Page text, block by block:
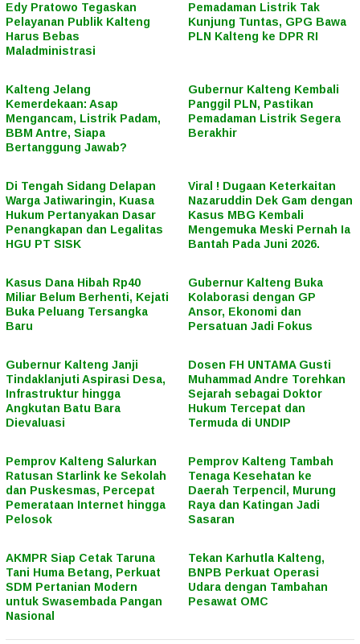
Edy Pratowo Tegaskan
Pelayanan Publik Kalteng
Harus Bebas
Maladministrasi
Pemadaman Listrik Tak
Kunjung Tuntas, GPG Bawa
PLN Kalteng ke DPR RI
Kalteng Jelang
Kemerdekaan: Asap
Mengancam, Listrik Padam,
BBM Antre, Siapa
Bertanggung Jawab?
Gubernur Kalteng Kembali
Panggil PLN, Pastikan
Pemadaman Listrik Segera
Berakhir
Di Tengah Sidang Delapan
Warga Jatiwaringin, Kuasa
Hukum Pertanyakan Dasar
Penangkapan dan Legalitas
HGU PT SISK
Viral ! Dugaan Keterkaitan
Nazaruddin Dek Gam dengan
Kasus MBG Kembali
Mengemuka Meski Pernah Ia
Bantah Pada Juni 2026.
Kasus Dana Hibah Rp40
Miliar Belum Berhenti, Kejati
Buka Peluang Tersangka
Baru
Gubernur Kalteng Buka
Kolaborasi dengan GP
Ansor, Ekonomi dan
Persatuan Jadi Fokus
Gubernur Kalteng Janji
Tindaklanjuti Aspirasi Desa,
Infrastruktur hingga
Angkutan Batu Bara
Dievaluasi
Dosen FH UNTAMA Gusti
Muhammad Andre Torehkan
Sejarah sebagai Doktor
Hukum Tercepat dan
Termuda di UNDIP
Pemprov Kalteng Salurkan
Ratusan Starlink ke Sekolah
dan Puskesmas, Percepat
Pemerataan Internet hingga
Pelosok
Pemprov Kalteng Tambah
Tenaga Kesehatan ke
Daerah Terpencil, Murung
Raya dan Katingan Jadi
Sasaran
AKMPR Siap Cetak Taruna
Tani Huma Betang, Perkuat
SDM Pertanian Modern
untuk Swasembada Pangan
Nasional
Tekan Karhutla Kalteng,
BNPB Perkuat Operasi
Udara dengan Tambahan
Pesawat OMC